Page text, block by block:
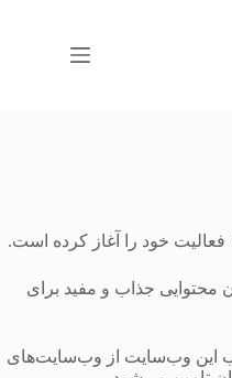
جذاب و مفید برای
این وب‌سایت از وب‌سایت‌های